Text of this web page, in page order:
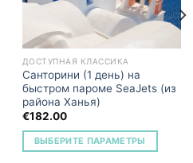
ДОСТУПНАЯ КЛАССИКА
Санторини (1 день) на
быстром пароме SeaJets (из
района Ханья)
€182.00
ВЫБЕРИТЕ ПАРАМЕТРЫ